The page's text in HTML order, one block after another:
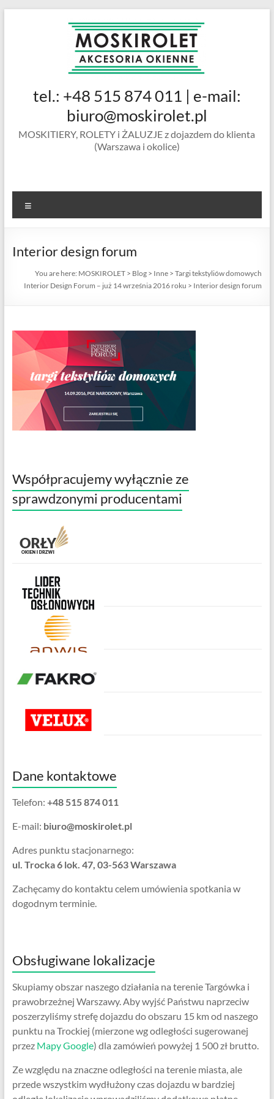
MOSKIROLET
siatki na
okienne |
ramkowe i
drzwiowe
tel.: +48 515 874 011 | e-mail:
biuro@moskirolet.pl
MOSKITIERY, ROLETY i ŻALUZJE z dojazdem do klienta
(Warszawa i okolice)
Interior design forum
You are here: MOSKIROLET > Blog > Inne >Targi tekstyliów domowych
Interior Design Forum – już 14 września 2016 roku > Interior design forum
Współpracujemy wyłącznie ze
sprawdzonymi producentami
Dane kontaktowe
Telefon: +48 515 874 011
E-mail: biuro@moskirolet.pl
Adres punktu stacjonarnego:
ul. Trocka 6 lok. 47, 03-563 Warszawa
Zachęcamy do kontaktu celem umówienia spotkania w
dogodnym terminie.
Obsługiwane lokalizacje
Skupiamy obszar naszego działania na terenie Targówka i
prawobrzeżnej Warszawy. Aby wyjść Państwu naprzeciw
poszerzyliśmy strefę dojazdu do obszaru 15 km od naszego
punktu na Trockiej (mierzone wg odległości sugerowanej
przez Mapy Google) dla zamówień powyżej 1 500 zł brutto.
Ze względu na znaczne odległości na terenie miasta, ale
przede wszystkim wydłużony czas dojazdu w bardziej